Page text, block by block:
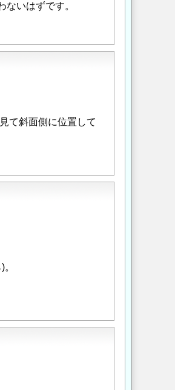
いはずです。
て斜面側に位置して